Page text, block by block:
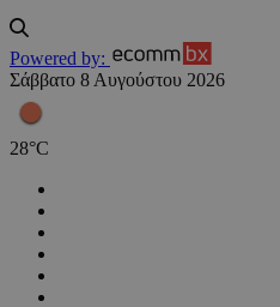
Powered by:
Σάββατο 8 Αυγούστου 2026
28°C